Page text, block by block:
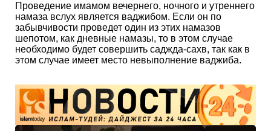
Проведение имамом вечернего, ночного и утреннего
намаза вслух является ваджибом. Если он по
забывчивости проведет один из этих намазов
шепотом, как дневные намазы, то в этом случае
необходимо будет совершить саджда-сахв, так как в
этом случае имеет место невыполнение ваджиба.